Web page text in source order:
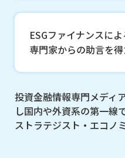
ESGファイナンスに
専門家からの助言を
投資金融情報専門メディ
し国内や外資系の第一線
ストラテジスト・エコノ